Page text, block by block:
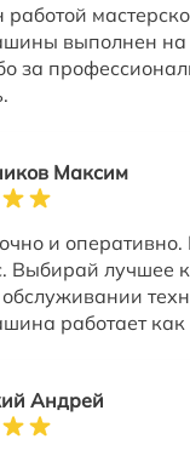
работой
выполнен
за
Максим
и
Выбирай лучшее
обслуживании
работает как
Андрей